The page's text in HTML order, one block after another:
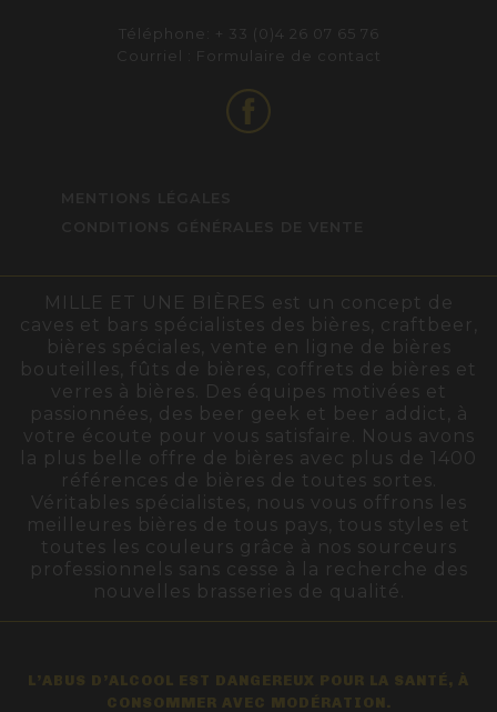
Téléphone: + 33 (0)4 26 07 65 76
Courriel : Formulaire de contact
MILLE ET UNE BIÈRES est un concept de
caves et bars spécialistes des bières, craftbeer,
bières spéciales, vente en ligne de bières
bouteilles, fûts de bières, coffrets de bières et
verres à bières. Des équipes motivées et
passionnées, des beer geek et beer addict, à
votre écoute pour vous satisfaire. Nous avons
la plus belle offre de bières avec plus de 1400
références de bières de toutes sortes.
Véritables spécialistes, nous vous offrons les
meilleures bières de tous pays, tous styles et
toutes les couleurs grâce à nos sourceurs
professionnels sans cesse à la recherche des
nouvelles brasseries de qualité.
L’ABUS D’ALCOOL EST DANGEREUX POUR LA SANTÉ, À
CONSOMMER AVEC MODÉRATION.